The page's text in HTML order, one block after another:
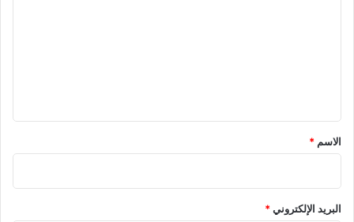
*
الاسم *
البريد الإلكتروني*